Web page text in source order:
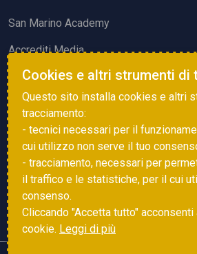
San Marino Academy
Accrediti Media
ATTIVITÀ ED EVENTI
Squadre di Calcio
Associazione Sammarinese Arbitri
Vota gol e parata
Cookies e altri strumenti di
Questo sito installa cookies e altri
tracciamento:
- tecnici necessari per il
cui utilizzo non serve il tuo
- tracciamento, necessari per
il traffico e le statistiche, per il cui
consenso.
Cliccando "Accetta tutto"
cookie. Leggi di più